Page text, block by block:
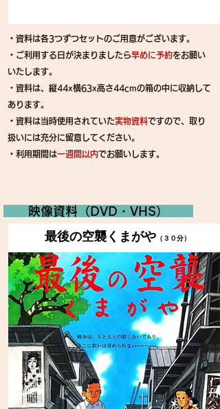
・資料は各3つずつセットのご用意がございます。
・ご利用する日が決まりましたら早めに予約をお願い
いたします。
・ 資料は、縦44x横63x高さ44cmの箱の中に収納して
あります。
・資料は当時使用されていた実物資料ですので、取り
扱いには充分に留意してください。
・利用期間は一週間以内でお願いします。
映像資料（DVD・VHS）
最後の空襲くまがや （３０分）